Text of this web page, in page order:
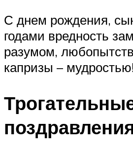
С днем рождения,
годами вредность
разумом,
капризы –